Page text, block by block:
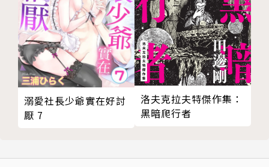
章魚市保安隊隊長，致力於打擊檳榔客和檳榔幫。
林來福
早年與東方摃丸共同稱霸殺手界，卻被他黑吃黑而一無
所有，從此人生目標就是要殺了東方摃丸以報不共戴天
之仇。
犬TATAMI在外流浪漂泊、餐風露宿。有天，TATAMI
溺愛社長少爺實在好討
厭 7
洛夫克拉夫特傑作集：
黑暗爬行者